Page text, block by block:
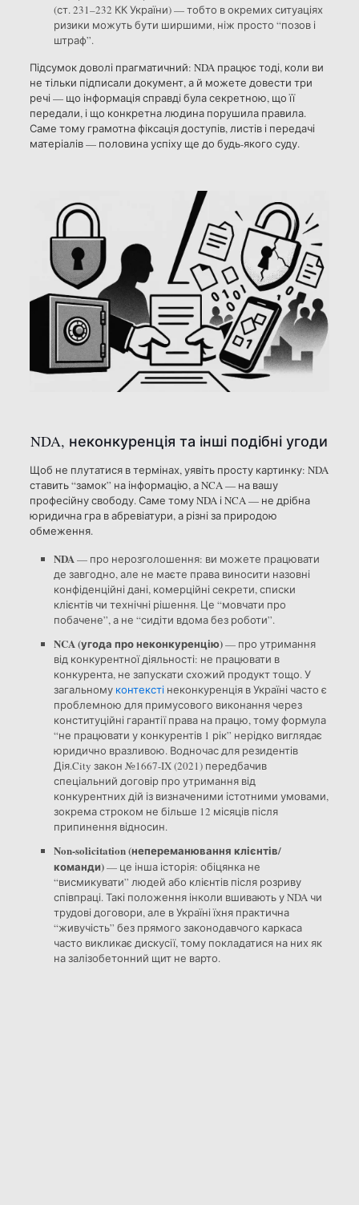
(ст. 231–232 КК України) — тобто в окремих ситуаціях
ризики можуть бути ширшими, ніж просто “позов і
штраф”.
Підсумок доволі прагматичний: NDA працює тоді, коли ви
не тільки підписали документ, а й можете довести три
речі — що інформація справді була секретною, що її
передали, і що конкретна людина порушила правила.
Саме тому грамотна фіксація доступів, листів і передачі
матеріалів — половина успіху ще до будь-якого суду.
NDA, неконкуренція та інші подібні угоди
Щоб не плутатися в термінах, уявіть просту картинку: NDA
ставить “замок” на інформацію, а NCA — на вашу
професійну свободу. Саме тому NDA і NCA — не дрібна
юридична гра в абревіатури, а різні за природою
обмеження.
NDA— про нерозголошення: ви можете працювати
де завгодно, але не маєте права виносити назовні
конфіденційні дані, комерційні секрети, списки
клієнтів чи технічні рішення. Це “мовчати про
побачене”, а не “сидіти вдома без роботи”.
NCA (угода про неконкуренцію)— про утримання
від конкурентної діяльності: не працювати в
конкурента, не запускати схожий продукт тощо. У
загальному контекстінеконкуренція в Україні часто є
проблемною для примусового виконання через
конституційні гарантії права на працю, тому формула
“не працювати у конкурентів 1 рік” нерідко виглядає
юридично вразливою. Водночас для резидентів
Дія.City закон №1667-IX (2021) передбачив
спеціальний договір про утримання від
конкурентних дій із визначеними істотними умовами,
зокрема строком не більше 12 місяців після
припинення відносин.
Non-solicitation (непереманювання клієнтів/
команди)— це інша історія: обіцянка не
“висмикувати” людей або клієнтів після розриву
співпраці. Такі положення інколи вшивають у NDA чи
трудові договори, але в Україні їхня практична
“живучість” без прямого законодавчого каркаса
часто викликає дискусії, тому покладатися на них як
на залізобетонний щит не варто.